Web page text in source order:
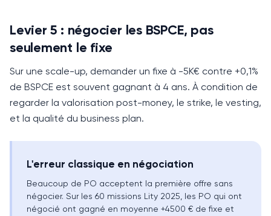
Levier 5 : négocier les BSPCE, pas
seulement le fixe
Sur une scale-up, demander un fixe à -5K€ contre +0,1%
de BSPCE est souvent gagnant à 4 ans. À condition de
regarder la valorisation post-money, le strike, le vesting,
et la qualité du business plan.
L'erreur classique en négociation
Beaucoup de PO acceptent la première offre sans
négocier. Sur les 60 missions Lity 2025, les PO qui ont
négocié ont gagné en moyenne +4500 € de fixe et